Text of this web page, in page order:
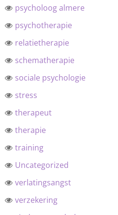
psycholoog almere
psychotherapie
relatietherapie
schematherapie
sociale psychologie
stress
therapeut
therapie
training
Uncategorized
verlatingsangst
verzekering